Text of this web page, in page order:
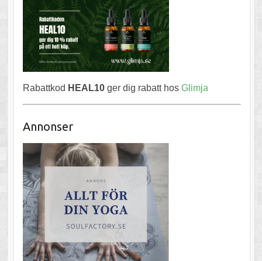
Rabattkod HEAL10ger dig rabatt hos Glimja
Annonser